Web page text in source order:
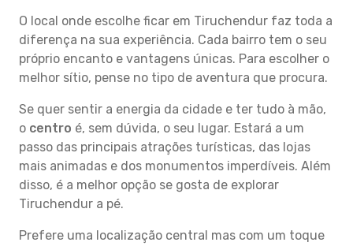
O local onde escolhe ficar em Tiruchendur faz toda a
diferença na sua experiência. Cada bairro tem o seu
próprio encanto e vantagens únicas. Para escolher o
melhor sítio, pense no tipo de aventura que procura.
Se quer sentir a energia da cidade e ter tudo à mão,
o centro é, sem dúvida, o seu lugar. Estará a um
passo das principais atrações turísticas, das lojas
mais animadas e dos monumentos imperdíveis. Além
disso, é a melhor opção se gosta de explorar
Tiruchendur a pé.
Prefere uma localização central mas com um toque